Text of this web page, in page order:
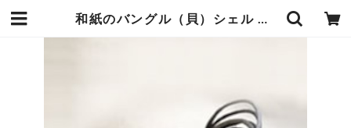
和紙のバングル（貝）シェル 白青斑 | 暮らしの中の和紙のかたち